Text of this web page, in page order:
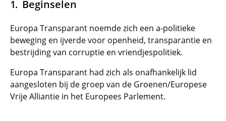
Beginselen
Europa Transparant noemde zich een a-politieke
beweging en ijverde voor openheid, transparantie en
bestrijding van corruptie en vriendjespolitiek.
Europa Transparant had zich als onafhankelijk lid
aangesloten bij de groep van de Groenen/Europese
Vrije Alliantie in het Europees Parlement.